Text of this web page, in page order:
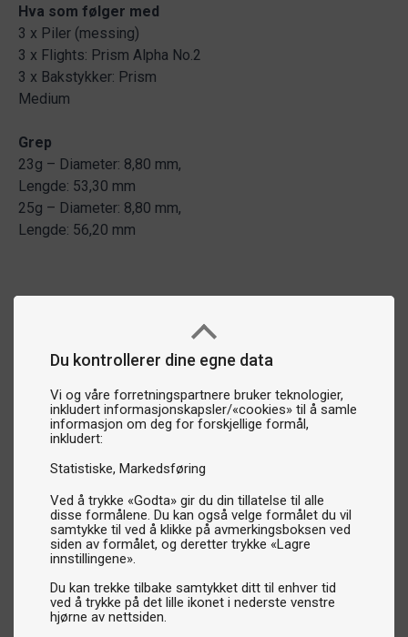
Du kontrollerer dine egne data
Vi og våre forretningspartnere bruker teknologier,
inkludert informasjonskapsler/«cookies» til å samle
informasjon om deg for forskjellige formål,
inkludert:
Statistiske Markedsføring
Ved å trykke «Godta» gir du din tillatelse til alle
disse formålene. Du kan også velge formålet du vil
samtykke til ved å klikke på avmerkingsboksen ved
siden av formålet, og deretter trykke «Lagre
innstillingene».
Du kan trekke tilbake samtykket ditt til enhver tid
ved å trykke på det lille ikonet i nederste venstre
hjørne av nettsiden.
Hva som følger med
3 x Piler (messing)
3 x Flights: Prism Alpha No.2
3 x Bakstykker: Prism
Medium
Grep
23g – Diameter: 8,80 mm,
Lengde: 53,30 mm
25g – Diameter: 8,80 mm,
Lengde: 56,20 mm